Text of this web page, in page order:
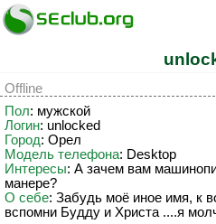
Offline
Пол: мужской
Логин: unlocked
Город: Орел
Модель телефона: Desktop
Интересы: А зачем вам
манере?
О себе: Забудь моё иное имя, к
вспомни Будду и Христа ....я